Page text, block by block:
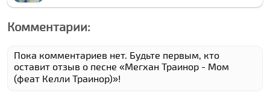
Комментарии:
Пока комментариев нет. Будьте первым, кто
оставит отзыв о песне «Мегхан Траинор - Мом
(феат Келли Траинор)»!